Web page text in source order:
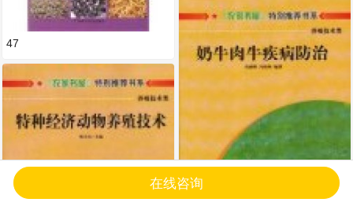
47
在线咨询